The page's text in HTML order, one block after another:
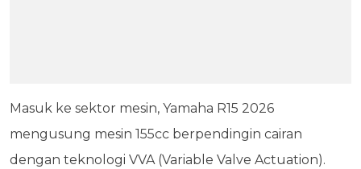
Masuk ke sektor mesin, Yamaha R15 2026
mengusung mesin 155cc berpendingin cairan
dengan teknologi VVA (Variable Valve Actuation).